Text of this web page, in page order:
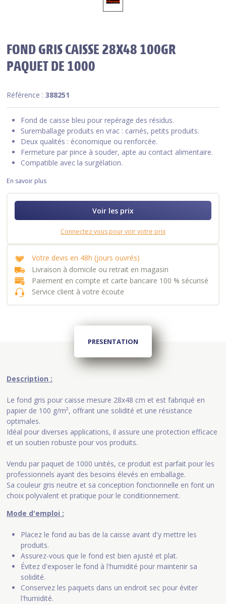
FOND GRIS CAISSE 28X48 100GR
PAQUET DE 1000
Référence :388251
Fond de caisse bleu pour repérage des résidus.
Suremballage produits en vrac : carnés, petits produits.
Deux qualités : économique ou renforcée.
Fermeture par pince à souder, apte au contact alimentaire.
Compatible avec la surgélation.
En savoir plus
Voir les prix
Connectez-vous pour voir votre prix
Votre devis en 48h (jours ouvrés)
Livraison à domicile ou retrait en magasin
Paiement en compte et carte bancaire 100 % sécurisé
Service client à votre écoute
PRESENTATION
Description :
Le fond gris pour caisse mesure 28x48 cm et est fabriqué en
papier de 100 g/m², offrant une solidité et une résistance
optimales.
Idéal pour diverses applications, il assure une protection efficace
et un soutien robuste pour vos produits.
Vendu par paquet de 1000 unités, ce produit est parfait pour les
professionnels ayant des besoins élevés en emballage.
Sa couleur gris neutre et sa conception fonctionnelle en font un
choix polyvalent et pratique pour le conditionnement.
Mode d'emploi :
Placez le fond au bas de la caisse avant d'y mettre les
produits.
Assurez-vous que le fond est bien ajusté et plat.
Évitez d'exposer le fond à l'humidité pour maintenir sa
solidité.
Conservez les paquets dans un endroit sec pour éviter
l'humidité.